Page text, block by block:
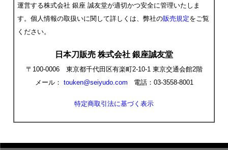
運営する株式会社 銀座 誠友堂が適切かつ安全に管理いたしま
す。個人情報の取扱いに関して詳しくは、弊社の販売規定をご覧
ください。
日本刀販売 株式会社 銀座誠友堂
〒100-0006 東京都千代田区有楽町2-10-1 東京交通会館2階
メール： touken@seiyudo.com 電話：03-3558-8001
特定商取引法に基づく表示